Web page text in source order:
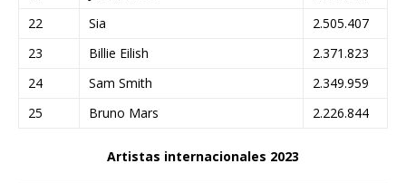
22
Sia
2.505.407
23
Billie Eilish
2.371.823
24
Sam Smith
2.349.959
25
Bruno Mars 2.226.844
Artistas internacionales 2023